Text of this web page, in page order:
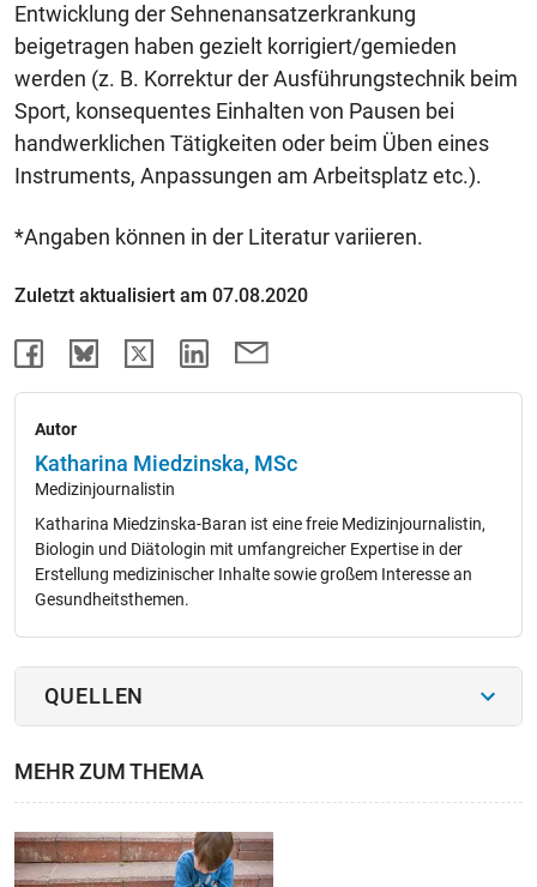
Entwicklung der Sehnenansatzerkrankung
beigetragen haben gezielt korrigiert/gemieden
werden (z. B. Korrektur der Ausführungstechnik beim
Sport, konsequentes Einhalten von Pausen bei
handwerklichen Tätigkeiten oder beim Üben eines
Instruments, Anpassungen am Arbeitsplatz etc.).
*Angaben können in der Literatur variieren.
Zuletzt aktualisiert am 07.08.2020
Autor
Katharina Miedzinska, MSc
Medizinjournalistin
Katharina Miedzinska-Baran ist eine freie Medizinjournalistin,
Biologin und Diätologin mit umfangreicher Expertise in der
Erstellung medizinischer Inhalte sowie großem Interesse an
Gesundheitsthemen.
QUELLEN
MEHR ZUM THEMA